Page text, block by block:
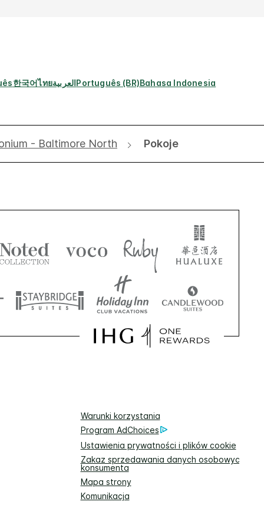
한국어ไทยالعربيةPortuguês (BR)Bahasa Indonesia
- Baltimore North Pokoje
Warunki korzystania
Program AdChoices
Ustawienia prywatności i plików cookie
Zakaz sprzedawania danych osobowych
konsumenta
Mapa strony
Komunikacja